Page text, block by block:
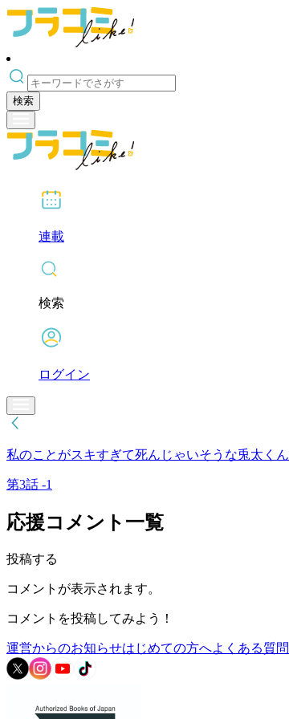
検索
連載
検索
ログイン
私のことがスキすぎて死んじゃいそうな兎太くん
第3話 -1
応援コメント一覧
投稿する
コメントが表示されます。
コメントを投稿してみよう！
運営からのお知らせはじめての方へよくある質問